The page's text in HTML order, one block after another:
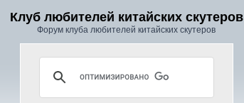
Клуб любителей китайских скутеров
Форум клуба любителей китайских скутеров